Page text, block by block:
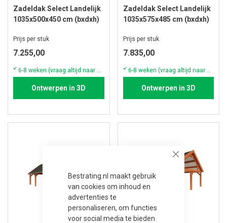
Close
Bestrating.nl maakt gebruik
van cookies om inhoud en
advertenties te
personaliseren, om functies
voor social media te bieden
Zadeldak Select Landelijk
1035x500x450 cm (bxdxh)
Prijs per stuk
7.255,00
6-8 weken (vraag altijd naar de actuele voorraad & levertijd)
Ontwerpen in 3D
Zadeldak Select Landelijk
1035x575x485 cm (bxdxh)
Prijs per stuk
7.835,00
6-8 weken (vraag altijd naar de actuele voorraad & levertijd)
Ontwerpen in 3D